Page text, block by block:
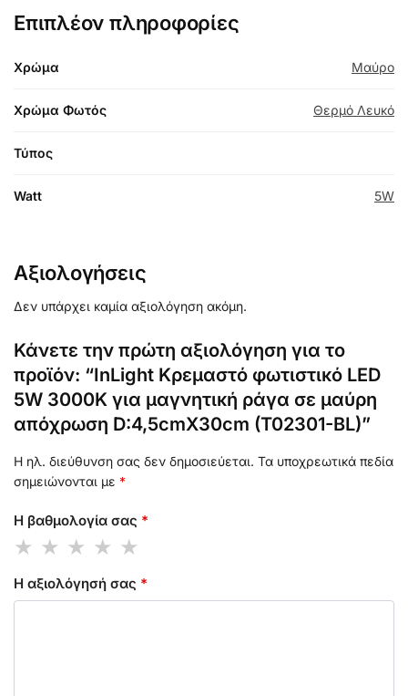
Επιπλέον πληροφορίες
Χρώμα Μαύρο
Χρώμα Φωτός Θερμό Λευκό
Τύπος
Watt 5W
Αξιολογήσεις
Δεν υπάρχει καμία αξιολόγηση ακόμη.
Κάνετε την πρώτη αξιολόγηση για το
προϊόν: “InLight Κρεμαστό φωτιστικό LED
5W 3000K για μαγνητική ράγα σε μαύρη
απόχρωση D:4,5cmX30cm (T02301-BL)”
Η ηλ. διεύθυνση σας δεν δημοσιεύεται. Τα υποχρεωτικά πεδία
σημειώνονται με *
Η βαθμολογία σας *
Η αξιολόγησή σας *